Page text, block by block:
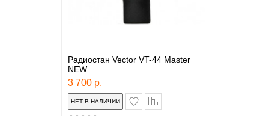
Радиостан Vector VT-44 Master
NEW
3 700 р.
в закладки